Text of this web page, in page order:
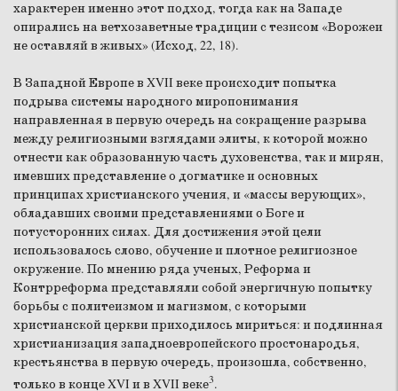
характерен именно этот подход, тогда как на Западе
опирались на ветхозаветные традиции с тезисом «Ворожеи
не оставляй в живых» (Исход, 22, 18).
В Западной Европе в XVII веке происходит попытка
подрыва системы народного миропонимания
направленная в первую очередь на сокращение разрыва
между религиозными взглядами элиты, к которой можно
отнести как образованную часть духовенства, так и мирян,
имевших представление о догматике и основных
принципах христианского учения, и «массы верующих»,
обладавших своими представлениями о Боге и
потусторонних силах. Для достижения этой цели
использовалось слово, обучение и плотное религиозное
окружение. По мнению ряда ученых, Реформа и
Контрреформа представляли собой энергичную попытку
борьбы с политеизмом и магизмом, с которыми
христианской церкви приходилось мириться: и подлинная
христианизация западноевропейского простонародья,
крестьянства в первую очередь, произошла, собственно,
только в конце XVI и в XVII веке3.